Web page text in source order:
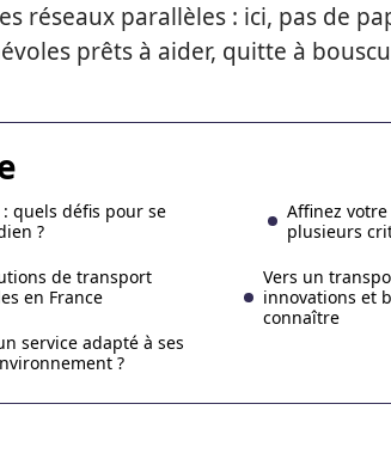
réseaux parallèles : ici, pas de
prêts à aider, quitte à
: quels défis pour se
?
de transport
en France
service adapté à ses
?
Affinez
Vers un
innovations et
connaître